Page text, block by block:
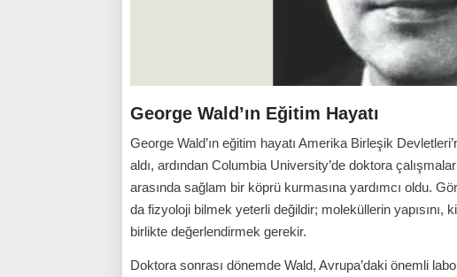
George Wald’ın Eğitim Hayatı
George Wald’ın eğitim hayatı Amerika Birleşik
aldı, ardından Columbia University’de doktora
arasında sağlam bir köprü kurmasına yardımcı oldu.
da fizyoloji bilmek yeterli değildir; moleküllerin yapısını,
birlikte değerlendirmek gerekir.
Doktora sonrası dönemde Wald, Avrupa’daki önemli